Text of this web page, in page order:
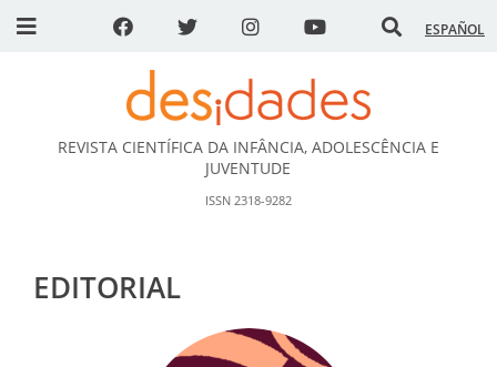
ESPAÑOL
DESidades
REVISTA CIENTÍFICA DA INFÂNCIA, ADOLESCÊNCIA E
JUVENTUDE
ISSN 2318-9282
EDITORIAL